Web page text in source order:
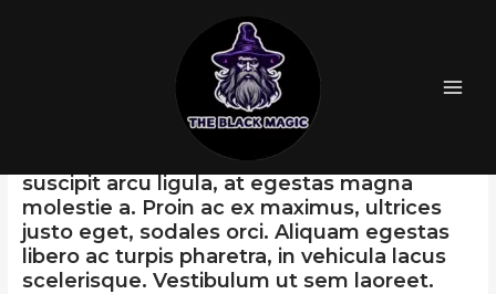
Studio Spring Summer
theblackmagiconline@gmail.com/October 16, 2018
Donec accumsan auctor iaculis. Sed
suscipit arcu ligula, at egestas magna
molestie a. Proin ac ex maximus, ultrices
justo eget, sodales orci. Aliquam egestas
libero ac turpis pharetra, in vehicula lacus
scelerisque. Vestibulum ut sem laoreet.